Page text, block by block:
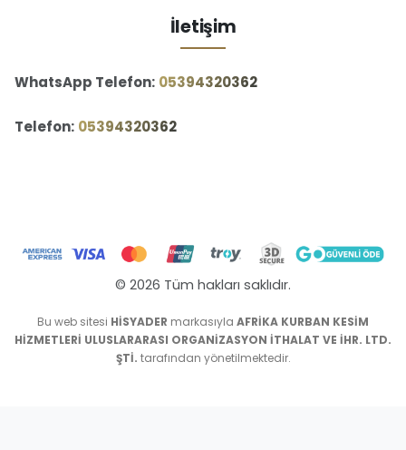
İletişim
WhatsApp Telefon: ‪05394320362‬
Telefon: ‪05394320362‬
© 2026 Tüm hakları saklıdır.
Bu web sitesi HİSYADER markasıyla AFRİKA KURBAN KESİM
HİZMETLERİ ULUSLARARASI ORGANİZASYON İTHALAT VE İHR. LTD.
ŞTİ. tarafından yönetilmektedir.